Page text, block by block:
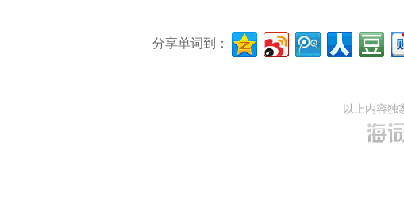
分享单词到：
以上内容独